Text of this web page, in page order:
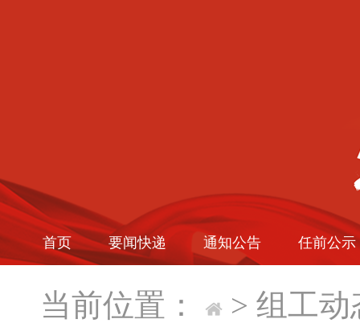
首页 要闻快递 通知公告 任前公示
当前位置： > 组工动